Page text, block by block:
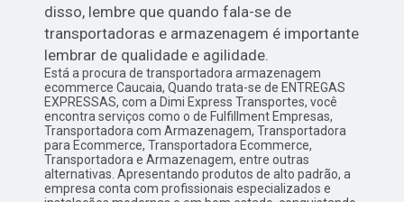
disso, lembre que quando fala-se de
transportadoras e armazenagem é importante
lembrar de qualidade e agilidade.
Está a procura de transportadora armazenagem
ecommerce Caucaia, Quando trata-se de ENTREGAS
EXPRESSAS, com a Dimi Express Transportes, você
encontra serviços como o de Fulfillment Empresas,
Transportadora com Armazenagem, Transportadora
para Ecommerce, Transportadora Ecommerce,
Transportadora e Armazenagem, entre outras
alternativas. Apresentando produtos de alto padrão, a
empresa conta com profissionais especializados e